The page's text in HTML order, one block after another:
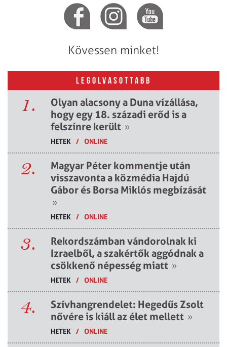
Kövessen minket!
LEGOLVASOTTABB
1.
Olyan alacsony a Duna vízállása,
hogy egy 18. századi erőd is a
felszínre került »
HETEK / ONLINE
2.
Magyar Péter kommentje után
visszavonta a közmédia Hajdú
Gábor és Borsa Miklós megbízását
»
HETEK / ONLINE
3.
Rekordszámban vándorolnak ki
Izraelből, a szakértők aggódnak a
csökkenő népesség miatt »
HETEK / ONLINE
4.
Szívhangrendelet: Hegedűs Zsolt
nővére is kiáll az élet mellett »
HETEK / ONLINE